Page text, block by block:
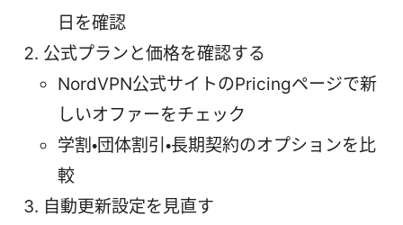
日を確認
公式プランと価格を確認する
NordVPN公式サイトのPricingページで新
しいオファーをチェック
学割・団体割引・長期契約のオプションを比
較
自動更新設定を見直す